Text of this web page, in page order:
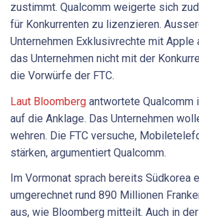
zustimmt. Qualcomm weigerte sich
für Konkurrenten zu lizenzieren.
Unternehmen Exklusivrechte mit Apple
das Unternehmen nicht mit der
die Vorwürfe der FTC.
Laut Bloomberg antwortete Qualcomm
auf die Anklage. Das Unternehmen
wehren. Die FTC versuche,
stärken, argumentiert Qualcomm.
Im Vormonat sprach bereits Südkorea
umgerechnet rund 890 Millionen
aus, wie Bloomberg mitteilt. Auch in der